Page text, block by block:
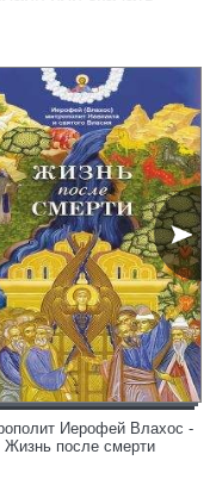
Иерофей Влахос -
Жизнь после смерти